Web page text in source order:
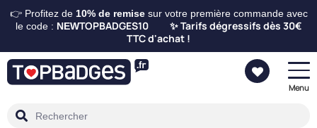
👉 Profitez de 10% de remisesur votre première commande avec
le code : NEWTOPBADGES10 ✨ Tarifs dégressifs dès 30€
TTC d'achat !
Menu